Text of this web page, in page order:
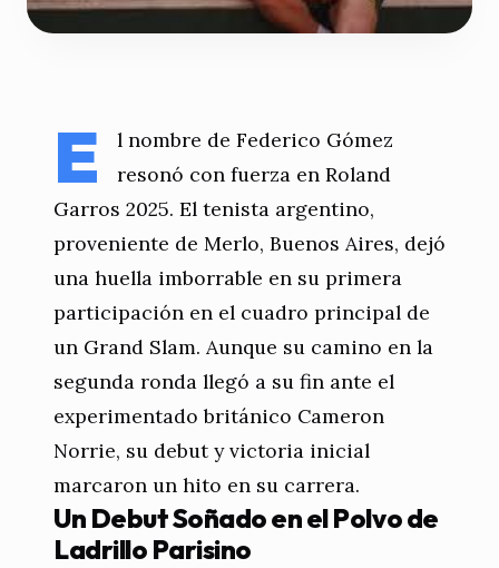
E
l nombre de Federico Gómez
resonó con fuerza en Roland
Garros 2025. El tenista argentino,
proveniente de Merlo, Buenos Aires, dejó
una huella imborrable en su primera
participación en el cuadro principal de
un Grand Slam. Aunque su camino en la
segunda ronda llegó a su fin ante el
experimentado británico Cameron
Norrie, su debut y victoria inicial
marcaron un hito en su carrera.
Un Debut Soñado en el Polvo de
Ladrillo Parisino